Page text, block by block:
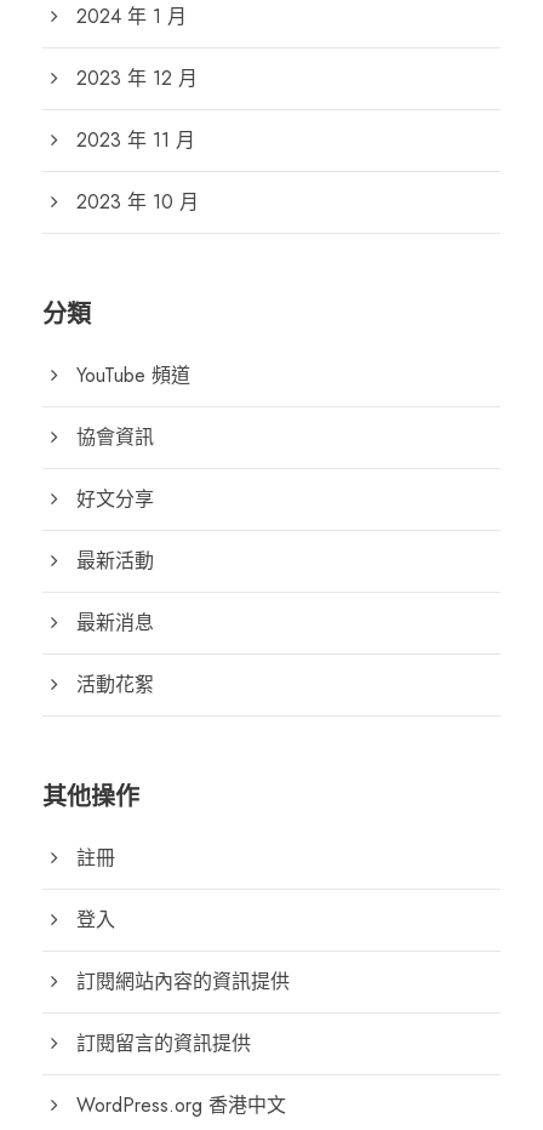
2024 年 1 月
2023 年 12 月
2023 年 11 月
2023 年 10 月
分類
YouTube 頻道
協會資訊
好文分享
最新活動
最新消息
活動花絮
其他操作
註冊
登入
訂閱網站內容的資訊提供
訂閱留言的資訊提供
WordPress.org 香港中文